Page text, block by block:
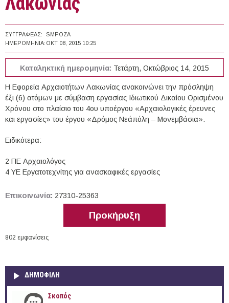
ΣΥΓΓΡΑΦΈΑΣ:
SMPOZA
ΗΜΕΡΟΜΗΝΊΑ: ΟΚΤ 08, 2015 10:25
Καταληκτική ημερομηνία: Τετάρτη, Οκτώβριος 14, 2015
Η Εφορεία Αρχαιοτήτων Λακωνίας ανακοινώνει την πρόσληψη
έξι (6) ατόμων με σύμβαση εργασίας Ιδιωτικού Δικαίου Ορισμένου
Χρόνου στο πλαίσιο του 4ου υποέργου «Αρχαιολογικές έρευνες
και εργασίες» του έργου «Δρόμος Νεάπόλη – Μονεμβάσια».
Ειδικότερα:
2 ΠΕ Αρχαιολόγος
4 ΥΕ Εργατοτεχνίτης για ανασκαφικές εργασίες
Επικοινωνία: 27310-25363
Προκήρυξη
802 εμφανίσεις
ΔΗΜΟΦΙΛΗ
Σκοπός